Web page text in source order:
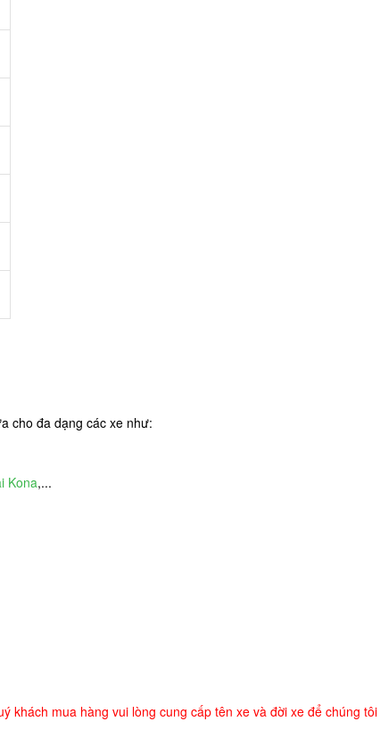
cho đa dạng các xe như:
Kona,...
mua hàng vui lòng cung cấp tên xe và đời xe để chúng